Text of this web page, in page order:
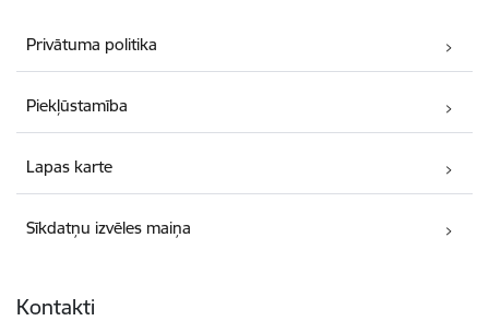
Privātuma politika
Piekļūstamība
Lapas karte
Sīkdatņu izvēles maiņa
Kontakti